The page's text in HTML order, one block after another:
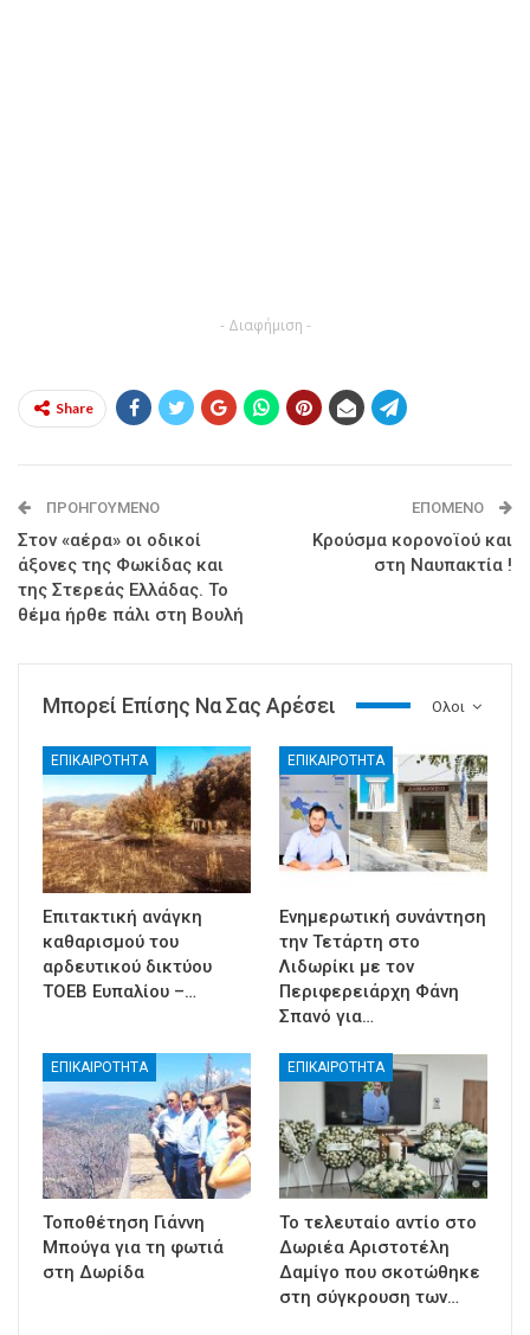
- Διαφήμιση -
Share
ΠΡΟΗΓΟΎΜΕΝΟ
Στον «αέρα» οι οδικοί
άξονες της Φωκίδας και
της Στερεάς Ελλάδας. Το
θέμα ήρθε πάλι στη Βουλή
ΕΠΌΜΕΝΟ
Κρούσμα κορονοϊού και
στη Ναυπακτία !
Ολοι
Μπορεί Επίσης Να Σας Αρέσει
ΕΠΙΚΑΙΡΟΤΗΤΑ
Επιτακτική ανάγκη
καθαρισμού του
αρδευτικού δικτύου
ΤΟΕΒ Ευπαλίου –…
ΕΠΙΚΑΙΡΟΤΗΤΑ
Ενημερωτική συνάντηση
την Τετάρτη στο
Λιδωρίκι με τον
Περιφερειάρχη Φάνη
Σπανό για…
ΕΠΙΚΑΙΡΟΤΗΤΑ
Τοποθέτηση Γιάννη
Μπούγα για τη φωτιά
στη Δωρίδα
ΕΠΙΚΑΙΡΟΤΗΤΑ
Το τελευταίο αντίο στο
Δωριέα Αριστοτέλη
Δαμίγο που σκοτώθηκε
στη σύγκρουση των…